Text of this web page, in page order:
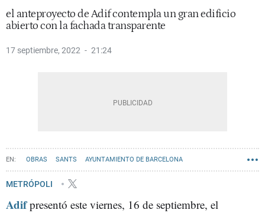
el anteproyecto de Adif contempla un gran edificio
abierto con la fachada transparente
17 septiembre, 2022 21:24
OBRAS SANTS AYUNTAMIENTO DE BARCELONA
METRÓPOLI
Adifpresentó este viernes, 16 de septiembre, el